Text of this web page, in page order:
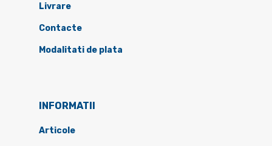
Livrare
Contacte
Modalitati de plata
INFORMATII
Articole